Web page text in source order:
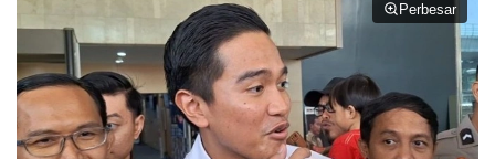
Perbesar